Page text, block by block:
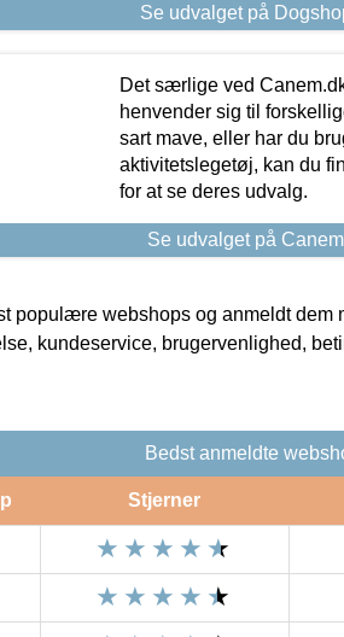
Se udvalget på
Det særlige ved
henvender sig til
sart mave, eller har du
aktivitetslegetøj, kan du
for at se deres udvalg.
Se udvalget på
populære webshops og anmeldt dem
kundeservice, brugervenlighed,
Bedst anmeldte
Stjerner